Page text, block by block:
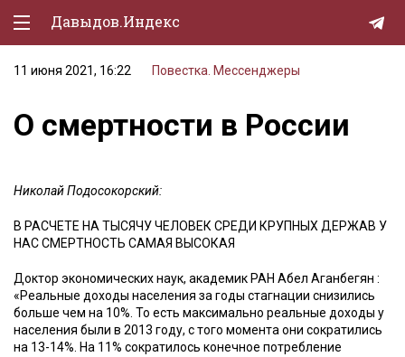
Давыдов.Индекс
Политическая жизнь
Экономика
Образование
Спорт
Lifestyle
Мурзилка
11 июня 2021, 16:22 Повестка. Мессенджеры
О смертности в России
Николай Подосокорский:
В РАСЧЕТЕ НА ТЫСЯЧУ ЧЕЛОВЕК СРЕДИ КРУПНЫХ ДЕРЖАВ У
НАС СМЕРТНОСТЬ САМАЯ ВЫСОКАЯ
Доктор экономических наук, академик РАН Абел Аганбегян :
«Реальные доходы населения за годы стагнации снизились
больше чем на 10%. То есть максимально реальные доходы у
населения были в 2013 году, с того момента они сократились
на 13-14%. На 11% сократилось конечное потребление